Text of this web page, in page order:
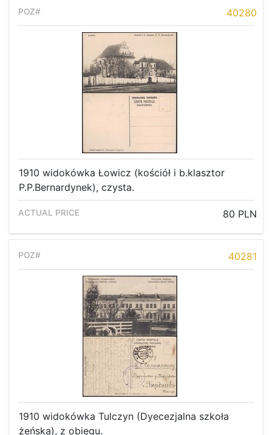
40280
1910 widokówka Łowicz (kościół i b.klasztor
P.P.Bernardynek), czysta.
80 PLN
40281
1910 widokówka Tulczyn (Dyecezjalna szkoła
żeńska), z obiegu.